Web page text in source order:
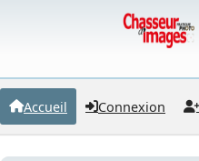
Accueil Connexion